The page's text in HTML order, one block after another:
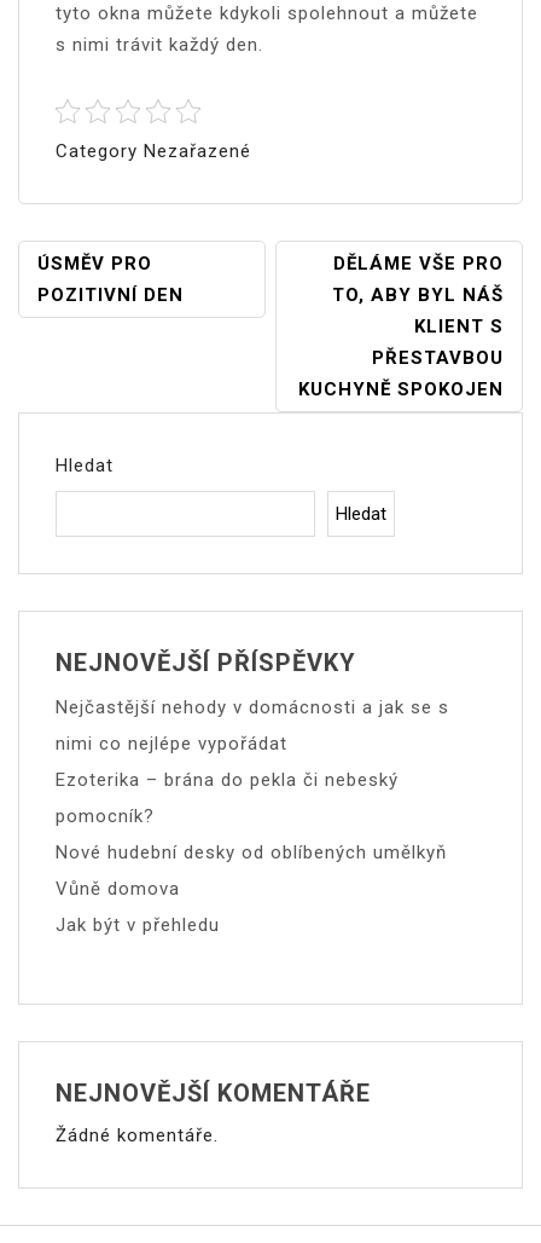
tyto okna můžete kdykoli spolehnout a můžete
s nimi trávit každý den.
Category Nezařazené
Navigace
Pro
ÚSMĚV PRO
POZITIVNÍ DEN
DĚLÁME VŠE PRO
TO, ABY BYL NÁŠ
KLIENT S
PŘESTAVBOU
KUCHYNĚ SPOKOJEN
Hledat
Hledat
NEJNOVĚJŠÍ PŘÍSPĚVKY
Nejčastější nehody v domácnosti a jak se s
nimi co nejlépe vypořádat
Ezoterika – brána do pekla či nebeský
pomocník?
Nové hudební desky od oblíbených umělkyň
Vůně domova
Jak být v přehledu
NEJNOVĚJŠÍ KOMENTÁŘE
Žádné komentáře.